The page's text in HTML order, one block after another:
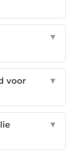
▼
voor
▼
▼